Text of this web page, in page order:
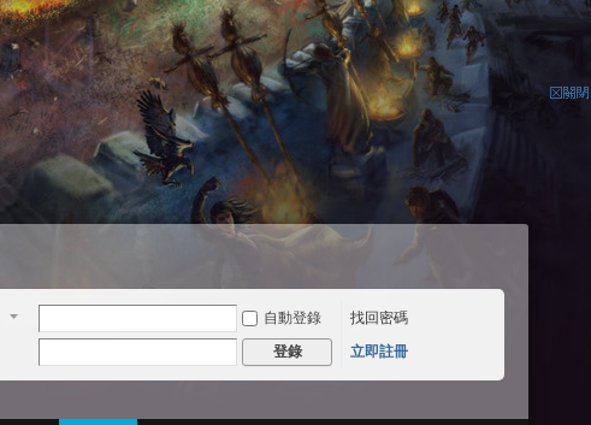
自動登錄
找回密碼
登錄 立即註冊